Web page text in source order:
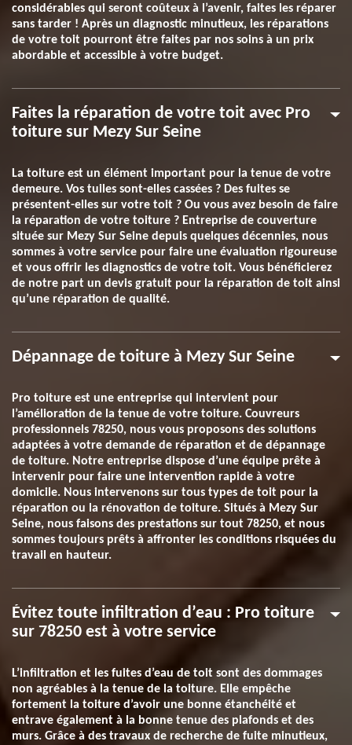
considérables qui seront coûteux à l’avenir, faites les réparer
sans tarder ! Après un diagnostic minutieux, les réparations
de votre toit pourront être faites par nos soins à un prix
abordable et accessible à votre budget.
Faites la réparation de votre toit avec Pro
toiture sur Mezy Sur Seine
La toiture est un élément important pour la tenue de votre
demeure. Vos tuiles sont-elles cassées ? Des fuites se
présentent-elles sur votre toit ? Ou vous avez besoin de faire
la réparation de votre toiture ? Entreprise de couverture
située sur Mezy Sur Seine depuis quelques décennies, nous
sommes à votre service pour faire une évaluation rigoureuse
et vous offrir les diagnostics de votre toit. Vous bénéficierez
de notre part un devis gratuit pour la réparation de toit ainsi
qu’une réparation de qualité.
Dépannage de toiture à Mezy Sur Seine
Pro toiture est une entreprise qui intervient pour
l’amélioration de la tenue de votre toiture. Couvreurs
professionnels 78250, nous vous proposons des solutions
adaptées à votre demande de réparation et de dépannage
de toiture. Notre entreprise dispose d’une équipe prête à
intervenir pour faire une intervention rapide à votre
domicile. Nous intervenons sur tous types de toit pour la
réparation ou la rénovation de toiture. Situés à Mezy Sur
Seine, nous faisons des prestations sur tout 78250, et nous
sommes toujours prêts à affronter les conditions risquées du
travail en hauteur.
Évitez toute infiltration d’eau : Pro toiture
sur 78250 est à votre service
L’infiltration et les fuites d’eau de toit sont des dommages
non agréables à la tenue de la toiture. Elle empêche
fortement la toiture d’avoir une bonne étanchéité et
entrave également à la bonne tenue des plafonds et des
murs. Grâce à des travaux de recherche de fuite minutieux,